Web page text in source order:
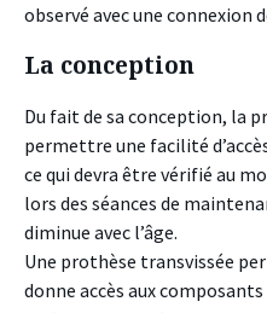
observé avec une connexion
La conception
Du fait de sa conception, la
permettre une facilité
ce qui devra être vérifié au
lors des séances de
diminue avec l’âge.
Une prothèse transvissée
donne accès aux